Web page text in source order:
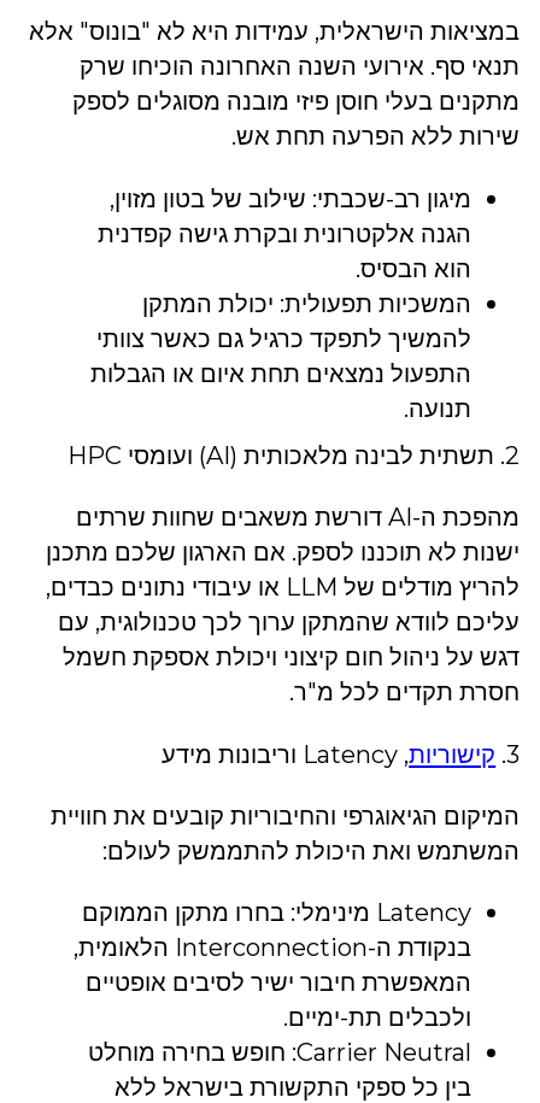
במציאות הישראלית, עמידות היא לא "בונוס" אלא
תנאי סף. אירועי השנה האחרונה הוכיחו שרק
מתקנים בעלי חוסן פיזי מובנה מסוגלים לספק
שירות ללא הפרעה תחת אש.
מיגון רב-שכבתי: שילוב של בטון מזוין,
הגנה אלקטרונית ובקרת גישה קפדנית
הוא הבסיס.
המשכיות תפעולית: יכולת המתקן
להמשיך לתפקד כרגיל גם כאשר צוותי
התפעול נמצאים תחת איום או הגבלות
תנועה.
2. תשתית לבינה מלאכותית (AI) ועומסי HPC
מהפכת ה-AI דורשת משאבים שחוות שרתים
ישנות לא תוכננו לספק. אם הארגון שלכם מתכנן
להריץ מודלים של LLM או עיבודי נתונים כבדים,
עליכם לוודא שהמתקן ערוך לכך טכנולוגית, עם
דגש על ניהול חום קיצוני ויכולת אספקת חשמל
חסרת תקדים לכל מ"ר.
3. קישוריות, Latency וריבונות מידע
המיקום הגיאוגרפי והחיבוריות קובעים את חוויית
המשתמש ואת היכולת להתממשק לעולם:
Latency מינימלי: בחרו מתקן הממוקם
בנקודת ה-Interconnection הלאומית,
המאפשרת חיבור ישיר לסיבים אופטיים
ולכבלים תת-ימיים.
Carrier Neutral: חופש בחירה מוחלט
בין כל ספקי התקשורת בישראל ללא